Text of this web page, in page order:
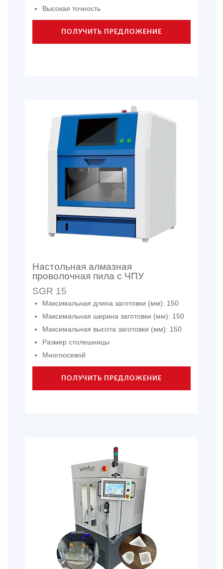
Высокая точность
ПОЛУЧИТЬ ПРЕДЛОЖЕНИЕ
Настольная алмазная
проволочная пила с ЧПУ
SGR 15
Максимальная длина заготовки (мм): 150
Максимальная ширина заготовки (мм): 150
Максимальная высота заготовки (мм): 150
Размер столешницы
Многоосевой
ПОЛУЧИТЬ ПРЕДЛОЖЕНИЕ